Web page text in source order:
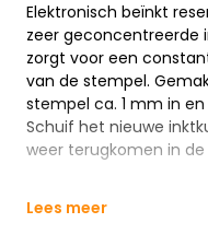
Elektronisch beïnkt
zeer geconcentreerde
zorgt voor een
van de stempel.
stempel ca. 1 mm in
Schuif het nieuwe
weer terugkomen in
Lees meer